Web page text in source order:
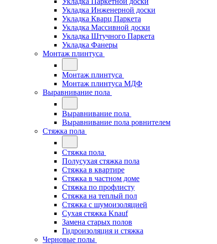
Укладка Инженерной доски
Укладка Кварц Паркета
Укладка Массивной доски
Укладка Штучного Паркета
Укладка Фанеры
Монтаж плинтуса
Монтаж плинтуса
Монтаж плинтуса МДФ
Выравнивание пола
Выравнивание пола
Выравнивание пола ровнителем
Стяжка пола
Стяжка пола
Полусухая стяжка пола
Стяжка в квартире
Стяжка в частном доме
Стяжка по профлисту
Стяжка на теплый пол
Стяжка с шумоизоляцией
Сухая стяжка Knauf
Замена старых полов
Гидроизоляция и стяжка
Черновые полы